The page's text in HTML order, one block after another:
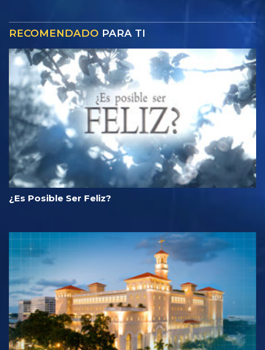
RECOMENDADO PARA TI
¿Es Posible Ser Feliz?